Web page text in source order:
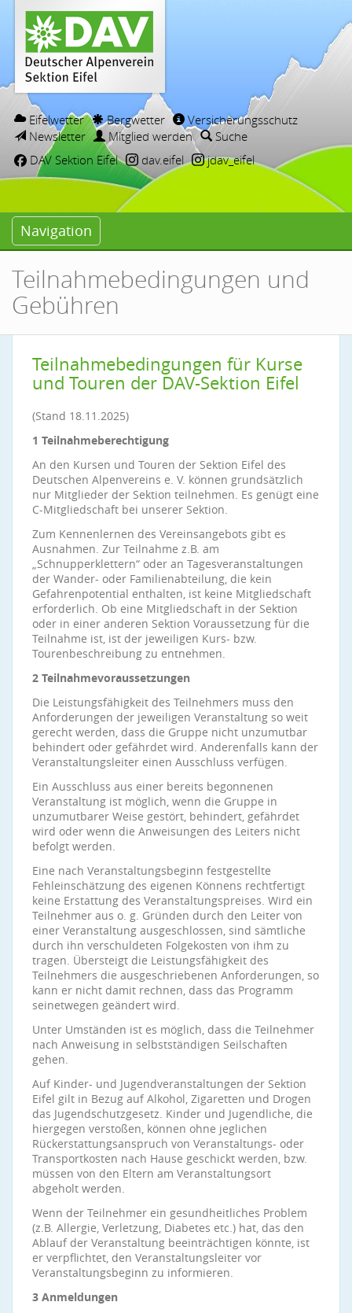
Eifelwetter Bergwetter
Versicherungsschutz
Newsletter
Mitglied werden
Suche
DAV Sektion Eifel
dav.eifel jdav_eifel
Navigation
Teilnahmebedingungen und
Gebühren
Teilnahmebedingungen für Kurse
und Touren der DAV-Sektion Eifel
(Stand 18.11.2025)
1 Teilnahmeberechtigung
An den Kursen und Touren der Sektion Eifel des
Deutschen Alpenvereins e. V. können grundsätzlich
nur Mitglieder der Sektion teilnehmen. Es genügt eine
C-Mitgliedschaft bei unserer Sektion.
Zum Kennenlernen des Vereinsangebots gibt es
Ausnahmen. Zur Teilnahme z.B. am
„Schnupperklettern“ oder an Tagesveranstaltungen
der Wander- oder Familienabteilung, die kein
Gefahrenpotential enthalten, ist keine Mitgliedschaft
erforderlich. Ob eine Mitgliedschaft in der Sektion
oder in einer anderen Sektion Voraussetzung für die
Teilnahme ist, ist der jeweiligen Kurs- bzw.
Tourenbeschreibung zu entnehmen.
2 Teilnahmevoraussetzungen
Die Leistungsfähigkeit des Teilnehmers muss den
Anforderungen der jeweiligen Veranstaltung so weit
gerecht werden, dass die Gruppe nicht unzumutbar
behindert oder gefährdet wird. Anderenfalls kann der
Veranstaltungsleiter einen Ausschluss verfügen.
Ein Ausschluss aus einer bereits begonnenen
Veranstaltung ist möglich, wenn die Gruppe in
unzumutbarer Weise gestört, behindert, gefährdet
wird oder wenn die Anweisungen des Leiters nicht
befolgt werden.
Eine nach Veranstaltungsbeginn festgestellte
Fehleinschätzung des eigenen Könnens rechtfertigt
keine Erstattung des Veranstaltungspreises. Wird ein
Teilnehmer aus o. g. Gründen durch den Leiter von
einer Veranstaltung ausgeschlossen, sind sämtliche
durch ihn verschuldeten Folgekosten von ihm zu
tragen. Übersteigt die Leistungsfähigkeit des
Teilnehmers die ausgeschriebenen Anforderungen, so
kann er nicht damit rechnen, dass das Programm
seinetwegen geändert wird.
Unter Umständen ist es möglich, dass die Teilnehmer
nach Anweisung in selbstständigen Seilschaften
gehen.
Auf Kinder- und Jugendveranstaltungen der Sektion
Eifel gilt in Bezug auf Alkohol, Zigaretten und Drogen
das Jugendschutzgesetz. Kinder und Jugendliche, die
hiergegen verstoßen, können ohne jeglichen
Rückerstattungsanspruch von Veranstaltungs- oder
Transportkosten nach Hause geschickt werden, bzw.
müssen von den Eltern am Veranstaltungsort
abgeholt werden.
Wenn der Teilnehmer ein gesundheitliches Problem
(z.B. Allergie, Verletzung, Diabetes etc.) hat, das den
Ablauf der Veranstaltung beeinträchtigen könnte, ist
er verpflichtet, den Veranstaltungsleiter vor
Veranstaltungsbeginn zu informieren.
3 Anmeldungen